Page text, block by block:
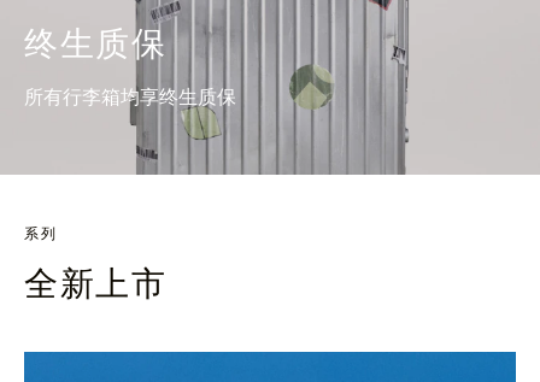
终生质保
所有行李箱均享终生质保
系列
全新上市